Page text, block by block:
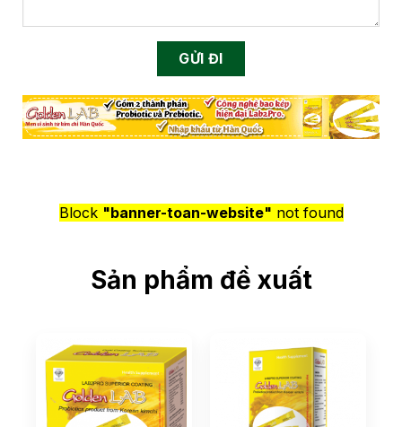
Block "banner-toan-website" not found
Sản phẩm đề xuất